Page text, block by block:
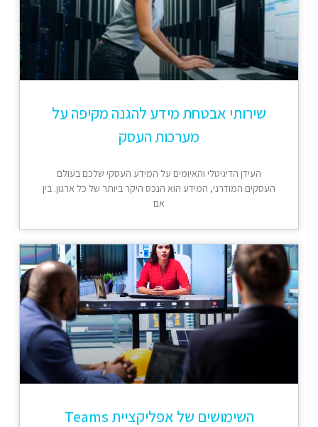
שירותי אבטחת מידע להגנה מקיפה על
מערכות העסק
העידן הדיגיטלי והאיומים על המידע העסקי שלכם בעולם
העסקים המודרני, המידע הוא הנכס היקר ביותר של כל ארגון. בין
אם
השימושים של אפליקציית Teams